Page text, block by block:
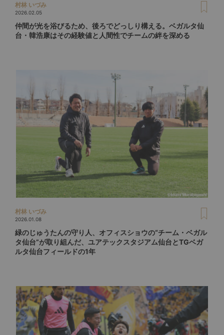
村林 いづみ
2026.02.05
仲間が光を浴びるため、後ろでどっしり構える。ベガルタ仙
台・韓浩康はその経験値と人間性でチームの絆を深める
村林 いづみ
2026.01.08
緑のじゅうたんの守り人、オフィスショウの“チーム・ベガル
タ仙台”が取り組んだ、ユアテックスタジアム仙台とTGベガ
ルタ仙台フィールドの1年